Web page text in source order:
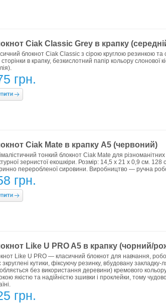
Ciak Classic Grey в крапку
блокнот Ciak Classic з сірою круглою резинкою
в крапку, безкислотний папір кольору
грн.
Ciak Mate в крапку А5 (червоний)
тонкий блокнот Ciak Mate для
зернистої екошкіри. Розмір: 14,5 х 21 х 0,9 см. 128
переробленої сировини. Виробництво — ручна
грн.
Like U PRO A5 в крапку (чорний/
Like U PRO — класичний блокнот для навчання,
зкруглені кутики, фіксуючу резинку, вбудовану
без використання деревини) кремового
якістю та надійністю зшивки і проклейки, тому
грн.